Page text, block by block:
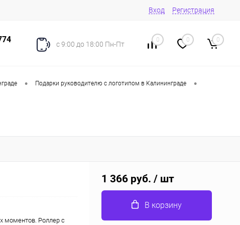
Вход Регистрация
с 9:00 до 18:00 Пн-Пт
0 0 0
• Подарки руководителю с логотипом в Калининграде •
моментов. Роллер с
1 366 руб. / шт
В корзину